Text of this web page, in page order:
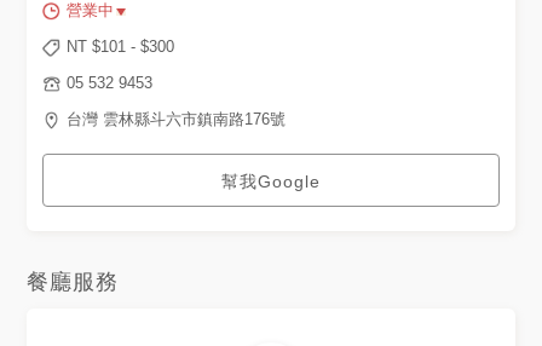
營業中
NT $101 - $300
05 532 9453
台灣 雲林縣斗六市鎮南路176號
幫我Google
餐廳服務